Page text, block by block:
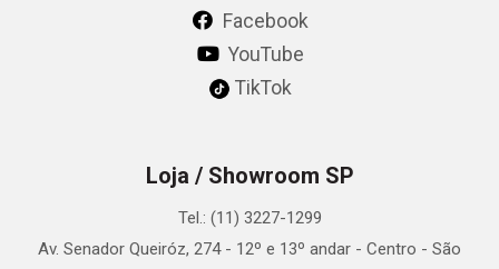
Facebook
YouTube
TikTok
Loja / Showroom SP
Tel.: (11) 3227-1299
Av. Senador Queiróz, 274 - 12º e 13º andar - Centro - São